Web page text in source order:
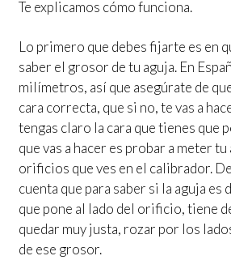
Te explicamos cómo funciona.
Lo primero que debes fijarte es en
saber el grosor de tu aguja. En
milímetros, así que asegúrate de
cara correcta, que si no, te vas a
tengas claro la cara que tienes que
que vas a hacer es probar a meter
orificios que ves en el calibrador.
cuenta que para saber si la aguja es
que pone al lado del orificio, tiene
quedar muy justa, rozar por los
de ese grosor.